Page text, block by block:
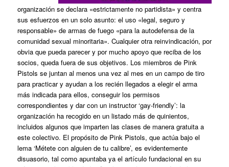
organización se declara «estrictamente no partidista» y centra
sus esfuerzos en un solo asunto: el uso «legal, seguro y
responsable» de armas de fuego «para la autodefensa de la
comunidad sexual minoritaria». Cualquier otra reinvindicación, por
obvia que pueda parecer y por mucho apoyo que reciba de los
socios, queda fuera de sus objetivos. Los miembros de Pink
Pistols se juntan al menos una vez al mes en un campo de tiro
para practicar y ayudan a los recién llegados a elegir el arma
más indicada para ellos, conseguir los permisos
correspondientes y dar con un instructor ‘gay-friendly’: la
organización ha recogido en un listado más de quinientos,
incluidos algunos que imparten las clases de manera gratuita a
este colectivo. El propósito de Pink Pistols, que actúa bajo el
lema ‘Métete con alguien de tu calibre’, es evidentemente
disuasorio, tal como apuntaba ya el artículo fundacional en su